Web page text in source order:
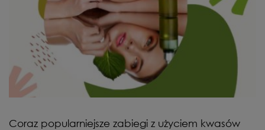
Coraz popularniejsze zabiegi z użyciem kwasów